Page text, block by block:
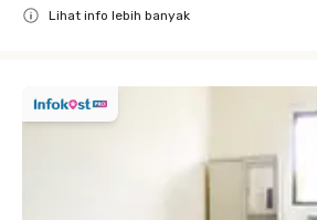
Lihat info lebih banyak